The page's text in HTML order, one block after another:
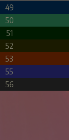
49
50
51
52
53
55
56